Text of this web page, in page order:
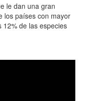
le dan una gran
los países con mayor
de las especies